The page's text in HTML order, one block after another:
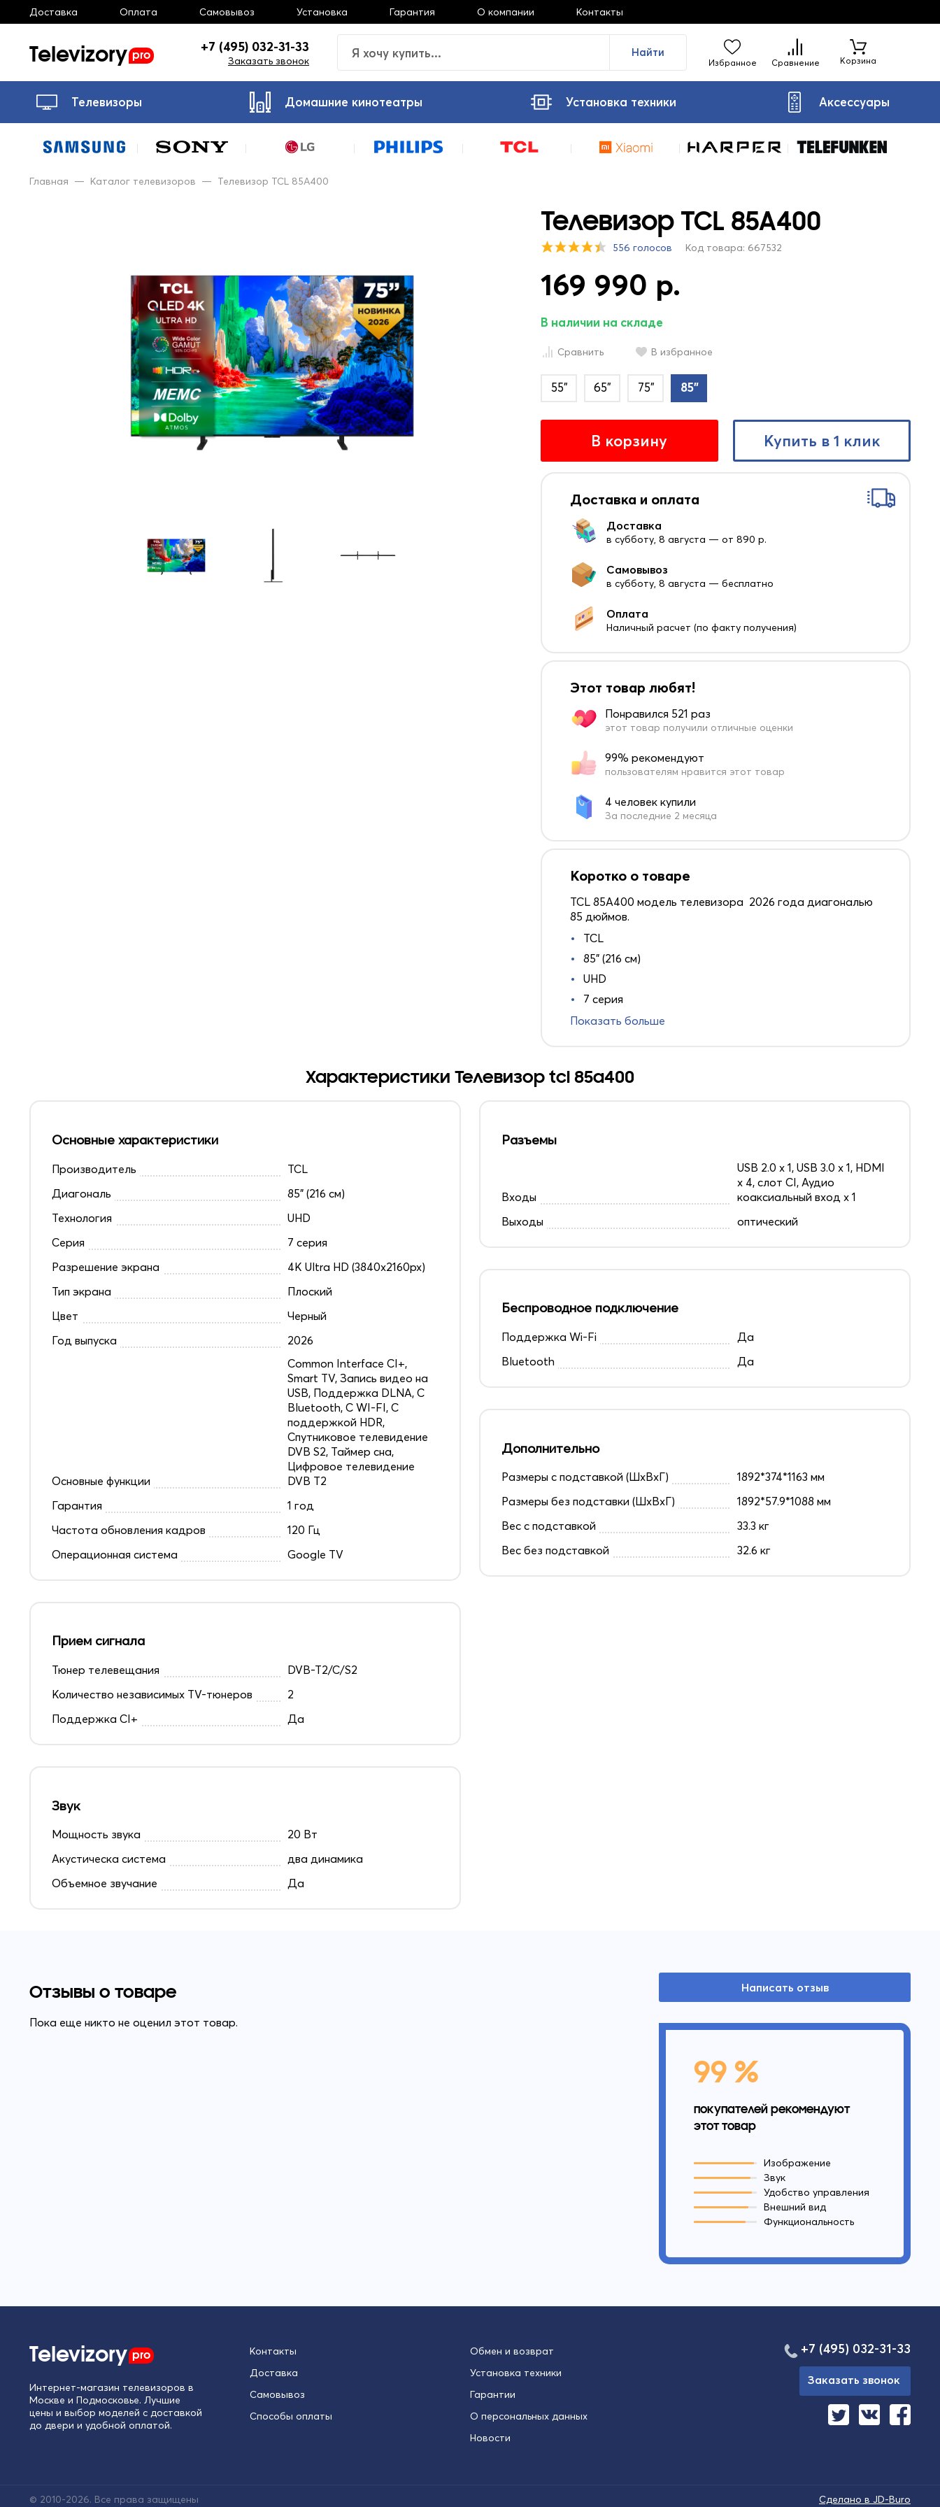
Доставка Оплата Самовывоз Установка Гарантия О компании Контакты
Televizory pro +7 (495) 032-31-33
Заказать звонок
Найти
Избранное Сравнение Корзина
Телевизоры Домашние кинотеатры Установка техники Аксессуары
Главная — Каталог телевизоров — Телевизор TCL 85A400
Телевизор TCL 85A400
556 голосов Код товара: 667532
169 990 р.
В наличии на складе
Сравнить В избранное
55" 65" 75" 85"
В корзину Купить в 1 клик
Доставка и оплата
Доставка
в субботу, 8 августа — от 890 р.
Самовывоз
в субботу, 8 августа — бесплатно
Оплата
Наличный расчет (по факту получения)
Этот товар любят!
Понравился 521 раз
этот товар получили отличные оценки
99% рекомендуют
пользователям нравится этот товар
4 человек купили
За последние 2 месяца
Коротко о товаре
TCL 85A400 модель телевизора 2026 года диагональю
85 дюймов.
TCL
85" (216 см)
UHD
7 серия
Показать больше
Характеристики Телевизор tcl 85a400
Основные характеристики
Производитель
TCL
Диагональ
85" (216 см)
Технология
UHD
Серия
7 серия
Разрешение экрана
4K Ultra HD (3840x2160px)
Тип экрана
Плоский
Цвет
Черный
Год выпуска
2026
Основные функции
Common Interface CI+,
Smart TV, Запись видео на
USB, Поддержка DLNA, С
Bluetooth, С WI-FI, С
поддержкой HDR,
Спутниковое телевидение
DVB S2, Таймер сна,
Цифровое телевидение
DVB T2
Гарантия
1 год
Частота обновления кадров
120 Гц
Операционная система
Google TV
Прием сигнала
Тюнер телевещания
DVB-T2/C/S2
Количество независимых TV-тюнеров
2
Поддержка CI+
Да
Звук
Мощность звука
20 Вт
Акустическа система
два динамика
Объемное звучание
Да
Разъемы
Входы
USB 2.0 х 1, USB 3.0 х 1, HDMI
x 4, слот CI, Аудио
коаксиальный вход х 1
Выходы
оптический
Беспроводное подключение
Поддержка Wi-Fi
Да
Bluetooth
Да
Дополнительно
Размеры с подставкой (ШxВxГ)
1892*374*1163 мм
Размеры без подставки (ШxВxГ)
1892*57.9*1088 мм
Вес с подставкой
33.3 кг
Вес без подставкой
32.6 кг
Отзывы о товаре
Пока еще никто не оценил этот товар.
Написать отзыв
99 %
покупателей рекомендуют
этот товар
Изображение
Звук
Удобство управления
Внешний вид
Функциональность
Televizory pro
Интернет-магазин телевизоров в
Москве и Подмосковье. Лучшие
цены и выбор моделей с доставкой
до двери и удобной оплатой.
Контакты
Доставка
Самовывоз
Способы оплаты
Обмен и возврат
Установка техники
Гарантии
О персональных данных
Новости
+7 (495) 032-31-33
Заказать звонок
© 2010-2026. Все права защищены Сделано в JD-Buro